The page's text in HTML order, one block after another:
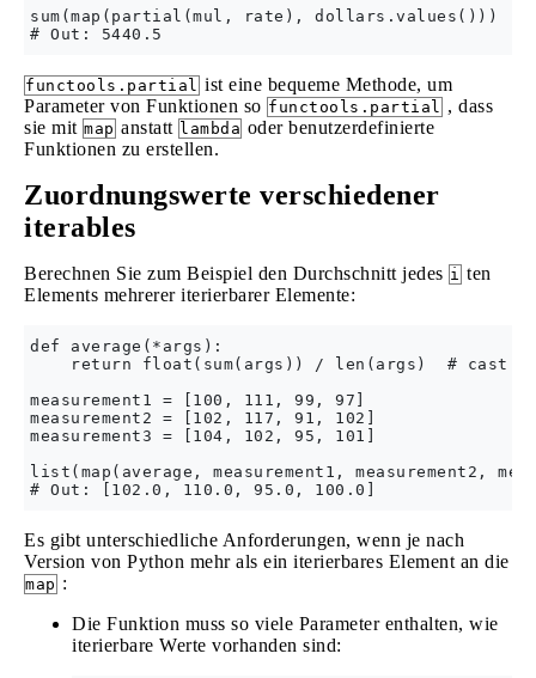
sum(map(partial(mul, rate), dollars.values()))
functools.partial ist eine bequeme Methode, um
Parameter von Funktionen so functools.partial , dass
sie mit map anstatt lambda oder benutzerdefinierte
Funktionen zu erstellen.
Zuordnungswerte verschiedener
iterables
Berechnen Sie zum Beispiel den Durchschnitt jedes i ten
Elements mehrerer iterierbarer Elemente:
def average(*args):
return float(sum(args)) / len(args)  # cast
measurement1 = [100, 111, 99, 97]
measurement2 = [102, 117, 91, 102]
measurement3 = [104, 102, 95, 101]
list(map(average, measurement1, measurement2,
Es gibt unterschiedliche Anforderungen, wenn je nach
Version von Python mehr als ein iterierbares Element an die
map :
Die Funktion muss so viele Parameter enthalten, wie
iterierbare Werte vorhanden sind: